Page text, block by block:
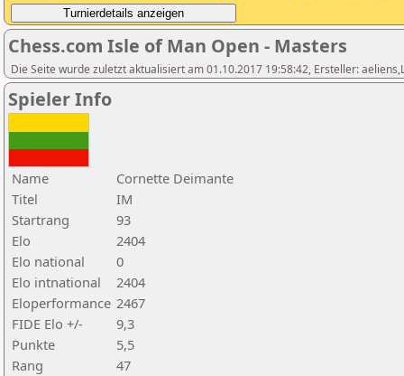
Chess.com Isle of Man Open - Masters
Die Seite wurde zuletzt aktualisiert am 01.10.2017 19:58:42, Ersteller:
Spieler Info
Name
Cornette Deimante
Titel
IM
Startrang
93
Elo
2404
Elo national
0
Elo intnational
2404
Eloperformance 2467
FIDE Elo +/-
9,3
Punkte
5,5
Rang
47